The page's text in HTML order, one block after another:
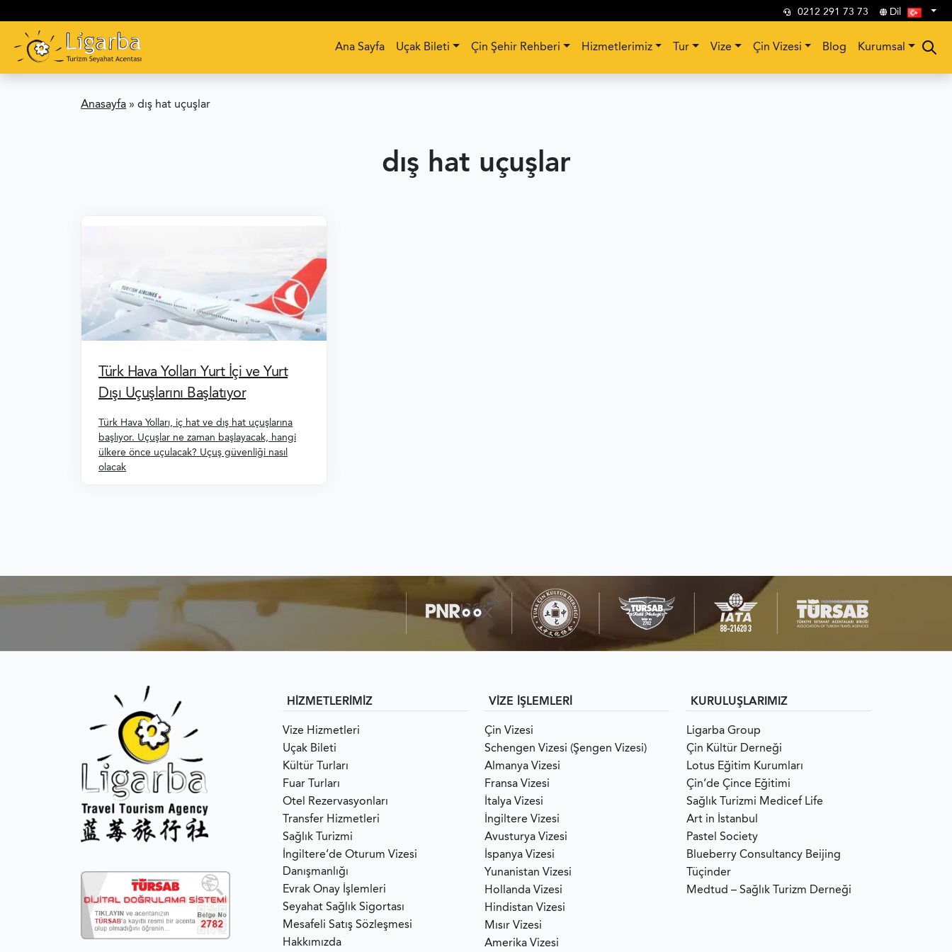
0212 291 73 73 Dil
Ana Sayfa Uçak Bileti Çin Şehir Rehberi Hizmetlerimiz Tur Vize Çin Vizesi Blog Kurumsal
Anasayfa » dış hat uçuşlar
dış hat uçuşlar
Türk Hava Yolları Yurt İçi ve Yurt
Dışı Uçuşlarını Başlatıyor
Türk Hava Yolları, iç hat ve dış hat uçuşlarına
başlıyor. Uçuşlar ne zaman başlayacak, hangi
ülkere önce uçulacak? Uçuş güvenliği nasıl
olacak
HİZMETLERİMİZ
Vize Hizmetleri
Uçak Bileti
Kültür Turları
Fuar Turları
Otel Rezervasyonları
Transfer Hizmetleri
Sağlık Turizmi
İngiltere’de Oturum Vizesi
Danışmanlığı
Evrak Onay İşlemleri
Seyahat Sağlık Sigortası
Mesafeli Satış Sözleşmesi
Hakkımızda
VİZE İŞLEMLERİ
Çin Vizesi
Schengen Vizesi (Şengen Vizesi)
Almanya Vizesi
Fransa Vizesi
İtalya Vizesi
İngiltere Vizesi
Avusturya Vizesi
İspanya Vizesi
Yunanistan Vizesi
Hollanda Vizesi
Hindistan Vizesi
Mısır Vizesi
Amerika Vizesi
KURULUŞLARIMIZ
Ligarba Group
Çin Kültür Derneği
Lotus Eğitim Kurumları
Çin’de Çince Eğitimi
Sağlık Turizmi Medicef Life
Art in İstanbul
Pastel Society
Blueberry Consultancy Beijing
Tüçinder
Medtud – Sağlık Turizm Derneği